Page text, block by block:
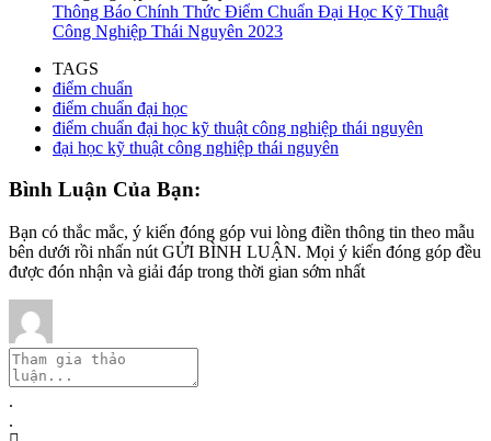
Thông Báo Chính Thức Điểm Chuẩn Đại Học Kỹ Thuật
Công Nghiệp Thái Nguyên 2023
TAGS
điểm chuẩn
điểm chuẩn đại học
điểm chuẩn đại học kỹ thuật công nghiệp thái nguyên
đại học kỹ thuật công nghiệp thái nguyên
Bình Luận Của Bạn:
Bạn có thắc mắc, ý kiến đóng góp vui lòng điền thông tin theo mẫu
bên dưới rồi nhấn nút GỬI BÌNH LUẬN. Mọi ý kiến đóng góp đều
được đón nhận và giải đáp trong thời gian sớm nhất
.
.